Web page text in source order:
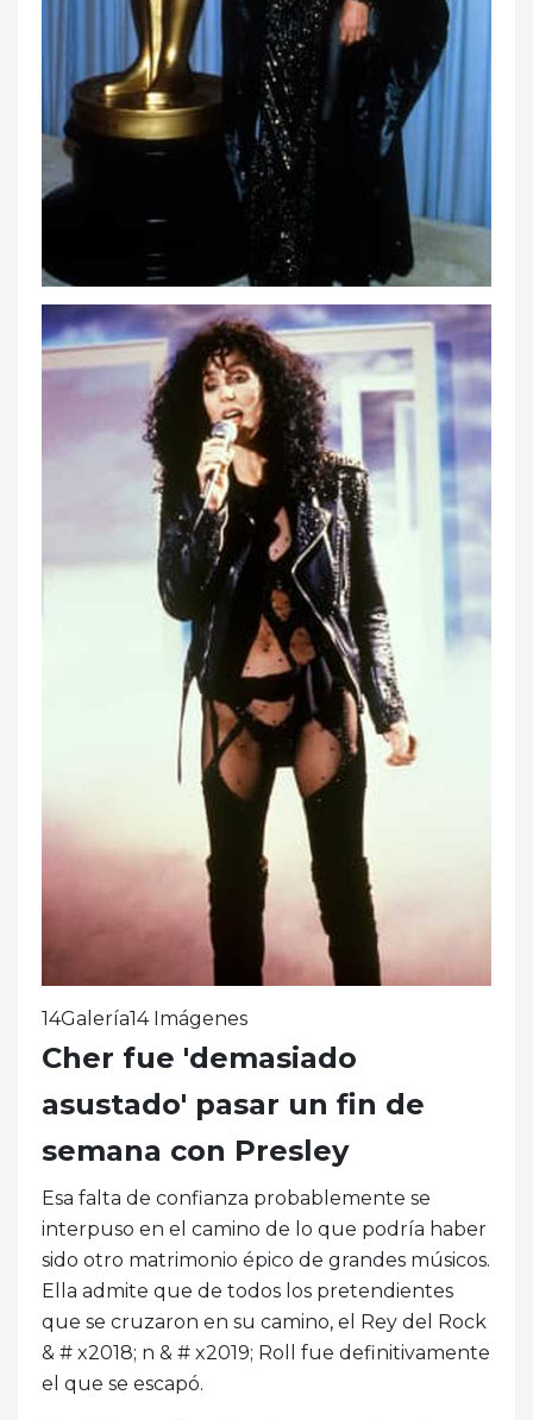
14Galería14 Imágenes
Cher fue 'demasiado
asustado' pasar un fin de
semana con Presley
Esa falta de confianza probablemente se
interpuso en el camino de lo que podría haber
sido otro matrimonio épico de grandes músicos.
Ella admite que de todos los pretendientes
que se cruzaron en su camino, el Rey del Rock
& # x2018; n & # x2019; Roll fue definitivamente
el que se escapó.